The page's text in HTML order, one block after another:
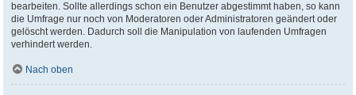
bearbeiten. Sollte allerdings schon ein Benutzer abgestimmt haben, so kann
die Umfrage nur noch von Moderatoren oder Administratoren geändert oder
gelöscht werden. Dadurch soll die Manipulation von laufenden Umfragen
verhindert werden.
Nach oben